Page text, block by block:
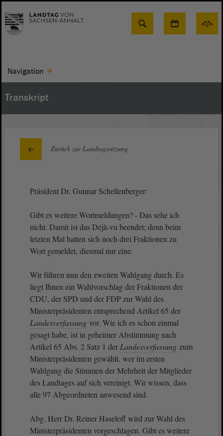
Suche
Navigation
Transkript
Zurück zur Landtagssitzung
Präsident Dr. Gunnar Schellenberger:
Gibt es weitere Wortmeldungen? - Das sehe ich
nicht. Damit ist das Déjà-vu beendet; denn beim
letzten Mal hatten sich noch drei Fraktionen zu
Wort gemeldet, diesmal nur eine.
Wir führen nun den zweiten Wahlgang durch. Es
liegt Ihnen ein Wahlvorschlag der Fraktionen der
CDU, der SPD und der FDP zur Wahl des
Ministerpräsidenten entsprechend Artikel 65 der
Landesverfassung vor. Wie ich es schon einmal
gesagt habe, ist in geheimer Abstimmung nach
Artikel 65 Abs. 2 Satz 1 der Landesverfassung zum
Ministerpräsidenten gewählt, wer im ersten
Wahlgang die Stimmen der Mehrheit der Mitglieder
des Landtages auf sich vereinigt. Wir wissen, dass
alle 97 Abgeordneten anwesend sind.
Abg. Herr Dr. Reiner Haseloff wird zur Wahl des
Ministerpräsidenten vorgeschlagen. Gibt es weitere